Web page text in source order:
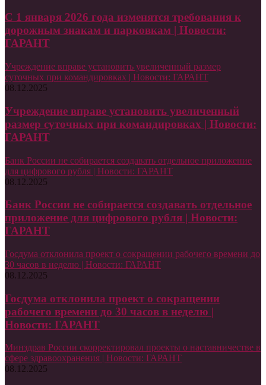
С 1 января 2026 года изменятся требования к
дорожным знакам и парковкам | Новости:
ГАРАНТ
Учреждение вправе установить увеличенный размер
суточных при командировках | Новости: ГАРАНТ
08.12.2025
Учреждение вправе установить увеличенный
размер суточных при командировках | Новости:
ГАРАНТ
Банк России не собирается создавать отдельное приложение
для цифрового рубля | Новости: ГАРАНТ
08.12.2025
Банк России не собирается создавать отдельное
приложение для цифрового рубля | Новости:
ГАРАНТ
Госдума отклонила проект о сокращении рабочего времени до
30 часов в неделю | Новости: ГАРАНТ
08.12.2025
Госдума отклонила проект о сокращении
рабочего времени до 30 часов в неделю |
Новости: ГАРАНТ
Минздрав России скорректировал проекты о наставничестве в
сфере здравоохранения | Новости: ГАРАНТ
08.12.2025